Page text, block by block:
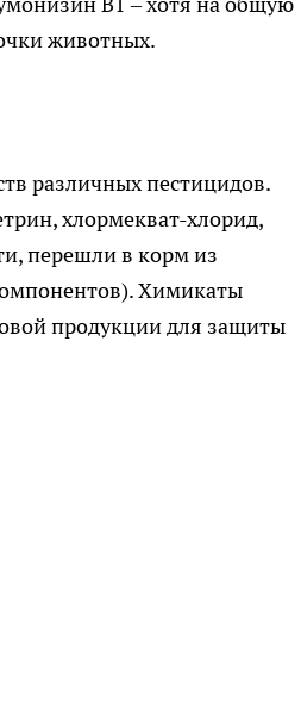
животных.
различных пестицидов.
хлормекват-хлорид,
перешли в корм из
Химикаты
продукции для защиты